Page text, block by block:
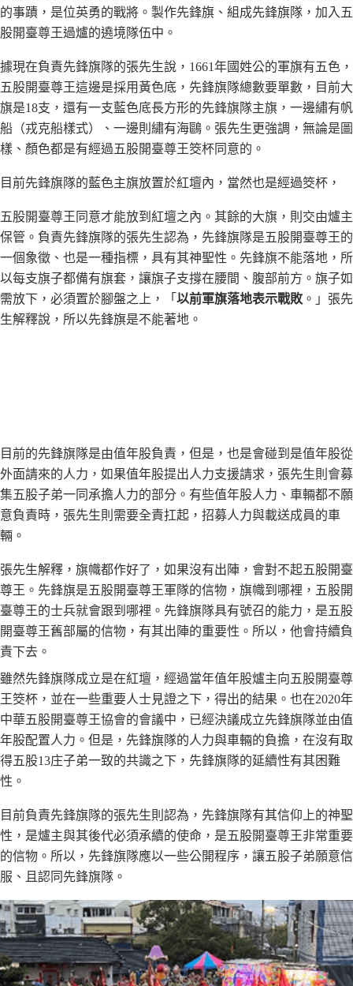
的事蹟，是位英勇的戰將。製作先鋒旗、組成先鋒旗隊，加入五
股開臺尊王過爐的遶境隊伍中。
據現在負責先鋒旗隊的張先生說， 1661年國姓公的軍旗有五色，
五股開臺尊王這邊是採用黃色底，先鋒旗隊總數要單數，目前大
旗是18支，還有一支藍色底長方形的先鋒旗隊主旗，一邊繡有帆
船（戎克船樣式）、一邊則繡有海鷗。張先生更強調，無論是圖
樣、顏色都是有經過五股開臺尊王筊杯同意的。
目前先鋒旗隊的藍色主旗放置於紅壇內，當然也是經過筊杯，
五股開臺尊王同意才能放到紅壇之內。其餘的大旗，則交由爐主
保管。負責先鋒旗隊的張先生認為，先鋒旗隊是五股開臺尊王的
一個象徵、也是一種指標，具有其神聖性。先鋒旗不能落地，所
以每支旗子都備有旗套，讓旗子支撐在腰間、腹部前方。旗子如
需放下，必須置於腳盤之上，「 以前軍旗落地表示戰敗 。」張先
生解釋說，所以先鋒旗是不能著地。
目前的先鋒旗隊是由值年股負責，但是，也是會碰到是值年股從
外面請來的人力，如果值年股提出人力支援請求，張先生則會募
集五股子弟一同承擔人力的部分。有些值年股人力、車輛都不願
意負責時，張先生則需要全責扛起，招募人力與載送成員的車
輛。
張先生解釋，旗幟都作好了，如果沒有出陣，會對不起五股開臺
尊王。先鋒旗是五股開臺尊王軍隊的信物，旗幟到哪裡，五股開
臺尊王的士兵就會跟到哪裡。先鋒旗隊具有號召的能力，是五股
開臺尊王舊部屬的信物，有其出陣的重要性。所以，他會持續負
責下去。
雖然先鋒旗隊成立是在紅壇，經過當年值年股爐主向五股開臺尊
王筊杯，並在一些重要人士見證之下，得出的結果。也在2020年
中華五股開臺尊王協會的會議中，已經決議成立先鋒旗隊並由值
年股配置人力。但是，先鋒旗隊的人力與車輛的負擔，在沒有取
得五股13庄子弟一致的共識之下，先鋒旗隊的延續性有其困難
性。
目前負責先鋒旗隊的張先生則認為，先鋒旗隊有其信仰上的神聖
性，是爐主與其後代必須承續的使命，是五股開臺尊王非常重要
的信物。所以，先鋒旗隊應以一些公開程序，讓五股子弟願意信
服、且認同先鋒旗隊。